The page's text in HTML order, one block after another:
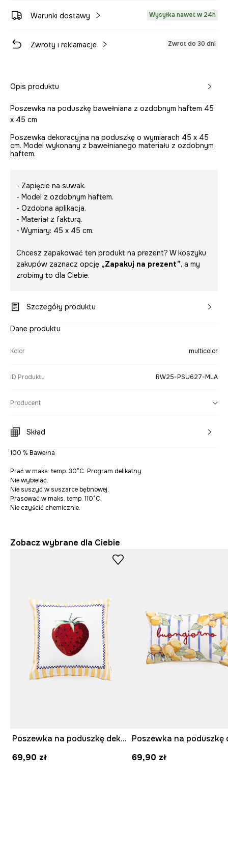
Warunki dostawy Wysyłka nawet w 24h
Zwroty i reklamacje Zwrot do 30 dni
Opis produktu
Poszewka na poduszkę bawełniana z ozdobnym haftem 45
x 45 cm
Poszewka dekoracyjna na poduszkę o wymiarach 45 x 45
cm. Model wykonany z bawełnianego materiału z ozdobnym
haftem.
- Zapięcie na suwak.
- Model z ozdobnym haftem.
- Ozdobna aplikacja.
- Materiał z fakturą.
- Wymiary: 45 x 45 cm.
Chcesz zapakować ten produkt na prezent? W koszyku
zakupów zaznacz opcję „Zapakuj na prezent”, a my
zrobimy to dla Ciebie.
Szczegóły produktu
Dane produktu
Kolor multicolor
ID Produktu RW25-PSU627-MLA
Producent
Skład
100 % Bawełna
Prać w maks. temp. 30°C. Program delikatny.
Nie wybielać.
Nie suszyć w suszarce bębnowej.
Prasować w maks. temp. 110°C.
Nie czyścić chemicznie.
Zobacz wybrane dla Ciebie
Poszewka na poduszkę dekoracyjna bawełniana 45 x 45 cm
69,90 zł
69,90 zł